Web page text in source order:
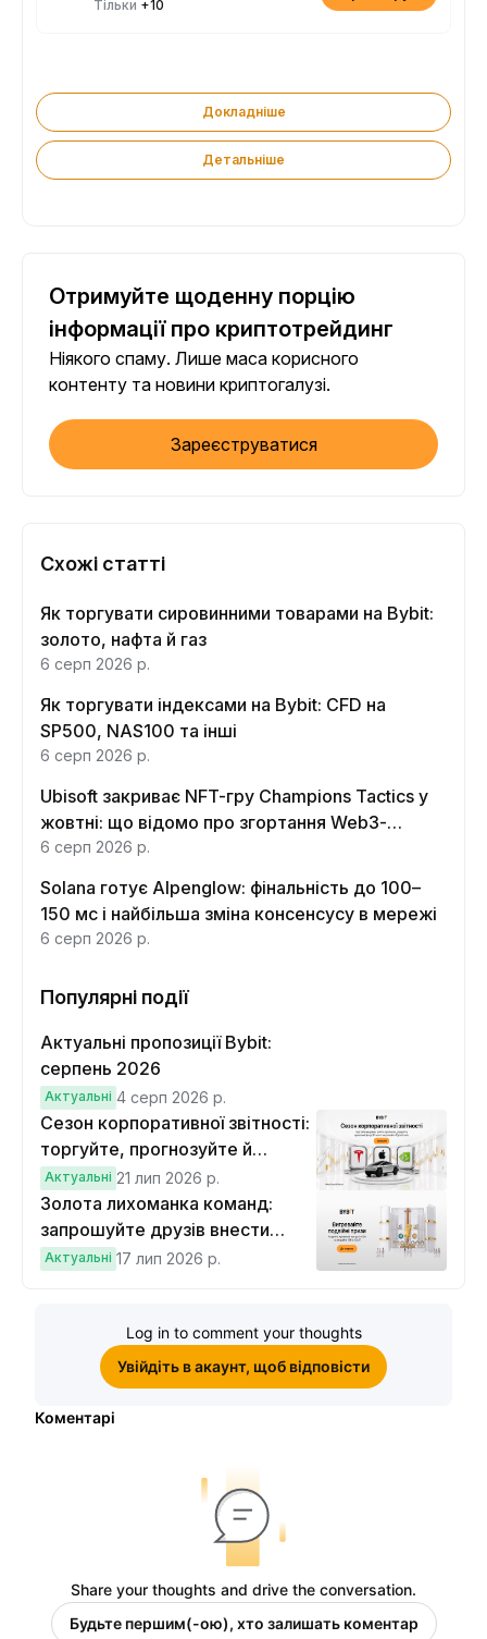
Тільки +10
Докладніше
Детальніше
Отримуйте щоденну порцію
інформації про криптотрейдинг
Ніякого спаму. Лише маса корисного
контенту та новини криптогалузі.
Зареєструватися
Схожі статті
Як торгувати сировинними товарами на Bybit:
золото, нафта й газ
6 серп 2026 р.
Як торгувати індексами на Bybit: CFD на
SP500, NAS100 та інші
6 серп 2026 р.
Ubisoft закриває NFT-гру Champions Tactics у
жовтні: що відомо про згортання Web3-
функцій
6 серп 2026 р.
Solana готує Alpenglow: фінальність до 100–
150 мс і найбільша зміна консенсусу в мережі
6 серп 2026 р.
Популярні події
Актуальні пропозиції Bybit:
серпень 2026
Актуальні 4 серп 2026 р.
Сезон корпоративної звітності:
торгуйте, прогнозуйте й
вигравайте Cybertruck
Актуальні 21 лип 2026 р.
Золота лихоманка команд:
запрошуйте друзів внести
депозит на $100 і торгувати на
Актуальні 17 лип 2026 р.
Log in to comment your thoughts
Увійдіть в акаунт, щоб відповісти
Коментарі
Share your thoughts and drive the conversation.
Будьте першим(-ою), хто залишать коментар